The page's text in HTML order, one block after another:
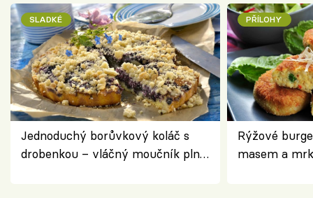
SLADKÉ
Jednoduchý borůvkový koláč s
drobenkou – vláčný moučník plný
PŘÍLOHY
Rýžové
masem a